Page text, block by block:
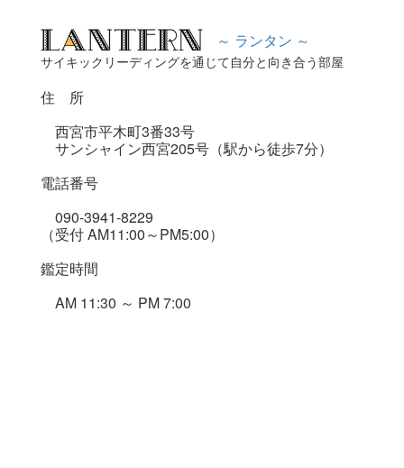
～ ランタン ～
サイキックリーディングを通じて自分と向き合う部屋
住 所
西宮市平木町3番33号
サンシャイン西宮205号（駅から徒歩7分）
電話番号
090-3941-8229
（受付 AM11:00～PM5:00）
鑑定時間
AM 11:30 ～ PM 7:00